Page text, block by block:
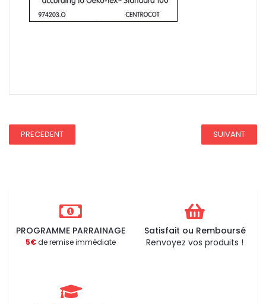
PRECEDENT SUIVANT
PROGRAMME PARRAINAGE
5€de remise immédiate
Satisfait ou Remboursé
Renvoyez vos produits !